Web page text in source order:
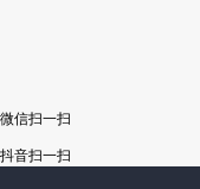
微信扫一扫
抖音扫一扫